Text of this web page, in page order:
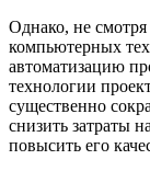
Однако, не
компьютерных
автоматизацию
технологии
существенно
снизить затраты
повысить его